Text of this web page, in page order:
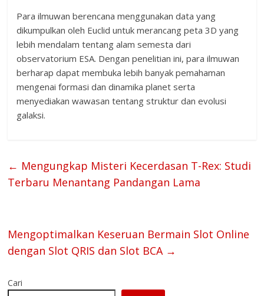
Para ilmuwan berencana menggunakan data yang
dikumpulkan oleh Euclid untuk merancang peta 3D yang
lebih mendalam tentang alam semesta dari
observatorium ESA. Dengan penelitian ini, para ilmuwan
berharap dapat membuka lebih banyak pemahaman
mengenai formasi dan dinamika planet serta
menyediakan wawasan tentang struktur dan evolusi
galaksi.
← Mengungkap Misteri Kecerdasan T-Rex: Studi
Terbaru Menantang Pandangan Lama
Mengoptimalkan Keseruan Bermain Slot Online
dengan Slot QRIS dan Slot BCA →
Cari